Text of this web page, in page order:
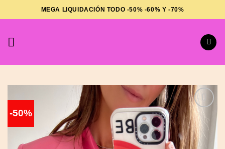
al
MEGA LIQUIDACIÓN TODO -50% -60% Y -70%
-50%
Añadir
a la
lista de
deseos